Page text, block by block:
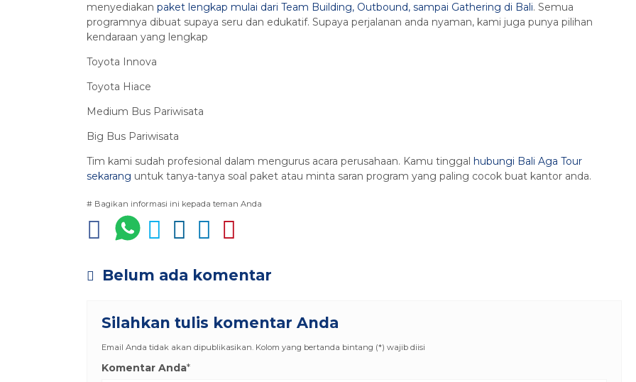
menyediakan paket lengkap mulai dari Team Building, Outbound, sampai Gathering di Bali. Semua
programnya dibuat supaya seru dan edukatif. Supaya perjalanan anda nyaman, kami juga punya pilihan
kendaraan yang lengkap
Toyota Innova
Toyota Hiace
Medium Bus Pariwisata
Big Bus Pariwisata
Tim kami sudah profesional dalam mengurus acara perusahaan. Kamu tinggal hubungi Bali Aga Tour
sekarang untuk tanya-tanya soal paket atau minta saran program yang paling cocok buat kantor anda.
# Bagikan informasi ini kepada teman Anda
Belum ada komentar
Silahkan tulis komentar Anda
Email Anda tidak akan dipublikasikan. Kolom yang bertanda bintang (*) wajib diisi
Komentar Anda*